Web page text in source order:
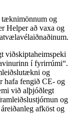
og
Helper að vaxa og
viðskiptaheimspeki
í fyrirrúmi“.
og
hafa fengið CE- og
við alþjóðlegt
og
afköst og